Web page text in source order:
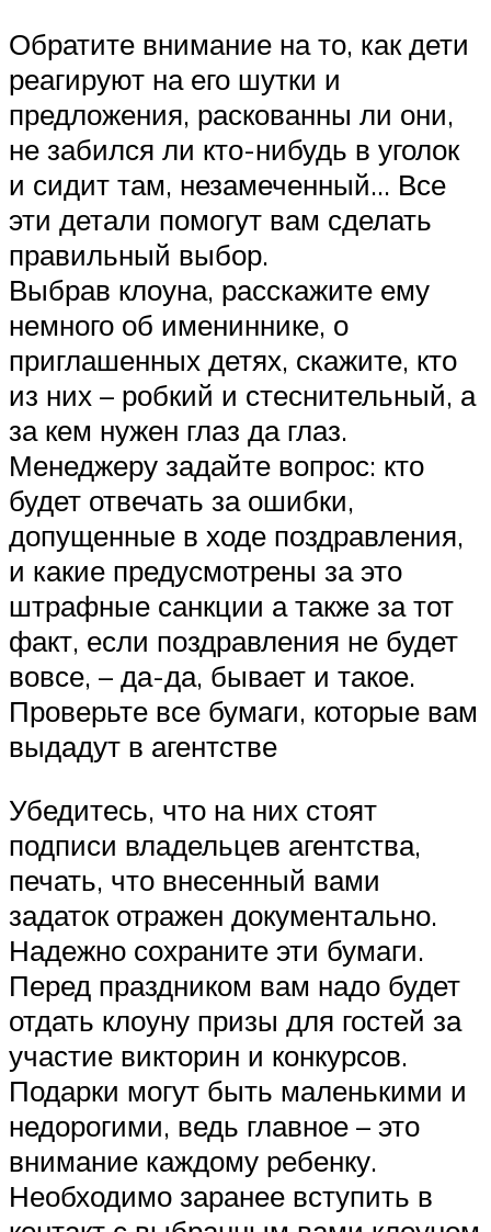
Обратите внимание на то, как дети
реагируют на его шутки и
предложения, раскованны ли они,
не забился ли кто-нибудь в уголок
и сидит там, незамеченный… Все
эти детали помогут вам сделать
правильный выбор.
Выбрав клоуна, расскажите ему
немного об имениннике, о
приглашенных детях, скажите, кто
из них – робкий и стеснительный, а
за кем нужен глаз да глаз.
Менеджеру задайте вопрос: кто
будет отвечать за ошибки,
допущенные в ходе поздравления,
и какие предусмотрены за это
штрафные санкции а также за тот
факт, если поздравления не будет
вовсе, – да-да, бывает и такое.
Проверьте все бумаги, которые вам
выдадут в агентстве
Убедитесь, что на них стоят
подписи владельцев агентства,
печать, что внесенный вами
задаток отражен документально.
Надежно сохраните эти бумаги.
Перед праздником вам надо будет
отдать клоуну призы для гостей за
участие викторин и конкурсов.
Подарки могут быть маленькими и
недорогими, ведь главное – это
внимание каждому ребенку.
Необходимо заранее вступить в